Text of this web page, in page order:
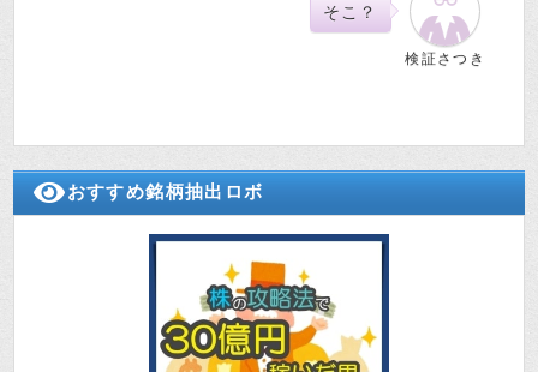
検証さつき
そこ？
おすすめ銘柄抽出ロボ